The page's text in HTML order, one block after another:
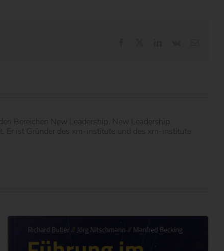
Bereichen New Leadership, New Leadership
Er ist Gründer des xm-institute und des xm-institute